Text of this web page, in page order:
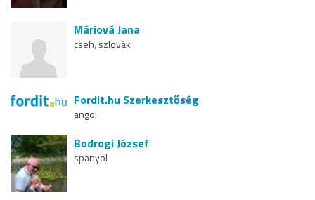
Máriová Jana
cseh, szlovák
Fordit.hu Szerkesztőség
angol
Bodrogi József
spanyol